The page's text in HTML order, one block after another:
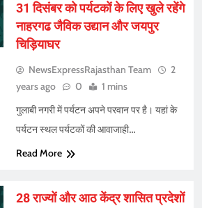
31 दिसंबर को पर्यटकों के लिए खुले रहेंगे
नाहरगढ जैविक उद्यान और जयपुर
चिड़ियाघर
NewsExpressRajasthan Team
2
years ago
0 1 mins
गुलाबी नगरी में पर्यटन अपने परवान पर है। यहां के
पर्यटन स्थल पर्यटकों की आवाजाही…
Read More
28 राज्यों और आठ केंद्र शासित प्रदेशों